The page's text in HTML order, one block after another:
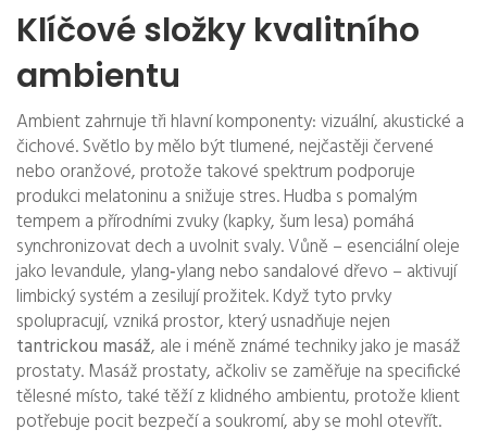
Klíčové složky kvalitního
ambientu
Ambient zahrnuje tři hlavní komponenty: vizuální, akustické a
čichové. Světlo by mělo být tlumené, nejčastěji červené
nebo oranžové, protože takové spektrum podporuje
produkci melatoninu a snižuje stres. Hudba s pomalým
tempem a přírodními zvuky (kapky, šum lesa) pomáhá
synchronizovat dech a uvolnit svaly. Vůně – esenciální oleje
jako levandule, ylang‑ylang nebo sandalové dřevo – aktivují
limbický systém a zesilují prožitek. Když tyto prvky
spolupracují, vzniká prostor, který usnadňuje nejen
tantrickou masáž, ale i méně známé techniky jako je masáž
prostaty. Masáž prostaty, ačkoliv se zaměřuje na specifické
tělesné místo, také těží z klidného ambientu, protože klient
potřebuje pocit bezpečí a soukromí, aby se mohl otevřít.